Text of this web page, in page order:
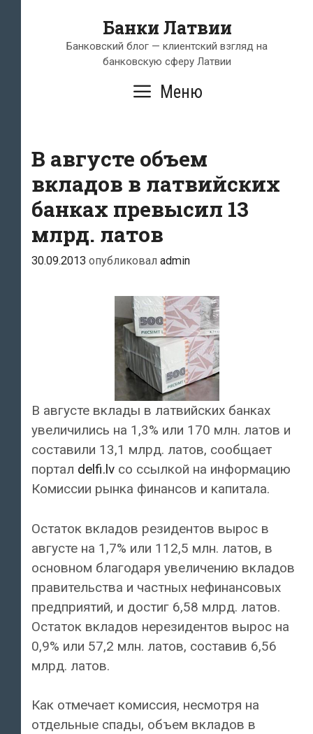
содержимому
Банки Латвии
Банковский блог — клиентский взгляд на
банковскую сферу Латвии
Меню
В августе объем
вкладов в латвийских
банках превысил 13
млрд. латов
30.09.2013 опубликовал admin
В августе вклады в латвийских банках
увеличились на 1,3% или 170 млн. латов и
составили 13,1 млрд. латов, сообщает
портал delfi.lv со ссылкой на информацию
Комиссии рынка финансов и капитала.
Остаток вкладов резидентов вырос в
августе на 1,7% или 112,5 млн. латов, в
основном благодаря увеличению вкладов
правительства и частных нефинансовых
предприятий, и достиг 6,58 млрд. латов.
Остаток вкладов нерезидентов вырос на
0,9% или 57,2 млн. латов, составив 6,56
млрд. латов.
Как отмечает комиссия, несмотря на
отдельные спады, объем вкладов в